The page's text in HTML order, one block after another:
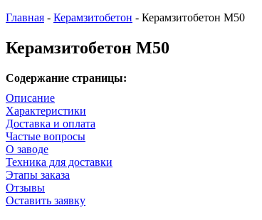
Главная - Керамзитобетон - Керамзитобетон М50
Керамзитобетон М50
Содержание страницы:
Описание
Характеристики
Доставка и оплата
Частые вопросы
О заводе
Техника для доставки
Этапы заказа
Отзывы
Оставить заявку